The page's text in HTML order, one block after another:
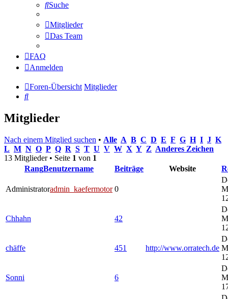
Suche
Mitglieder
Das Team
FAQ
Anmelden
Foren-Übersicht Mitglieder
Suche
Mitglieder
Nach einem Mitglied suchen • Alle A B C D E F G H I J K
L M N O P Q R S T U V W X Y Z Anderes Zeichen
13 Mitglieder • Seite 1 von 1
RangBenutzername Beiträge Website
Administratoradmin_kaefermotor 0
Chhahn 42
chäffe 451 http://www.orratech.de
Sonni 6